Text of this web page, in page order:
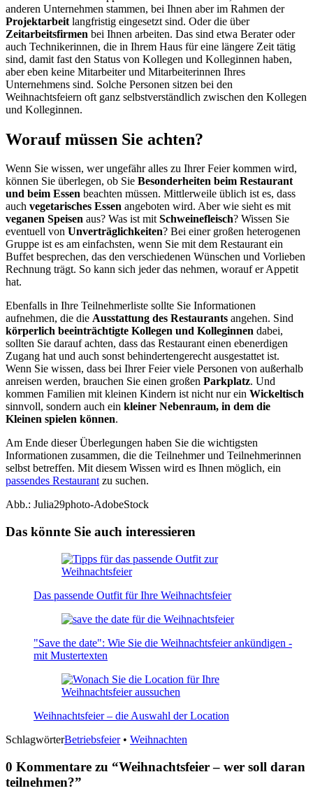
anderen Unternehmen stammen, bei Ihnen aber im Rahmen der
Projektarbeit langfristig eingesetzt sind. Oder die über
Zeitarbeitsfirmen bei Ihnen arbeiten. Das sind etwa Berater oder
auch Technikerinnen, die in Ihrem Haus für eine längere Zeit tätig
sind, damit fast den Status von Kollegen und Kolleginnen haben,
aber eben keine Mitarbeiter und Mitarbeiterinnen Ihres
Unternehmens sind. Solche Personen sitzen bei den
Weihnachtsfeiern oft ganz selbstverständlich zwischen den Kollegen
und Kolleginnen.
Worauf müssen Sie achten?
Wenn Sie wissen, wer ungefähr alles zu Ihrer Feier kommen wird,
können Sie überlegen, ob Sie Besonderheiten beim Restaurant
und beim Essen beachten müssen. Mittlerweile üblich ist es, dass
auch vegetarisches Essen angeboten wird. Aber wie sieht es mit
veganen Speisen aus? Was ist mitSchweinefleisch? Wissen Sie
eventuell von Unverträglichkeiten? Bei einer großen heterogenen
Gruppe ist es am einfachsten, wenn Sie mit dem Restaurant ein
Buffet besprechen, das den verschiedenen Wünschen und Vorlieben
Rechnung trägt. So kann sich jeder das nehmen, worauf er Appetit
hat.
Ebenfalls in Ihre Teilnehmerliste sollte Sie Informationen
aufnehmen, die die Ausstattung des Restaurants angehen. Sind
körperlich beeinträchtigte Kollegen und Kolleginnen dabei,
sollten Sie darauf achten, dass das Restaurant einen ebenerdigen
Zugang hat und auch sonst behindertengerecht ausgestattet ist.
Wenn Sie wissen, dass bei Ihrer Feier viele Personen von außerhalb
anreisen werden, brauchen Sie einen großen Parkplatz. Und
kommen Familien mit kleinen Kindern ist nicht nur ein Wickeltisch
sinnvoll, sondern auch ein kleiner Nebenraum, in dem die
Kleinen spielen können.
Am Ende dieser Überlegungen haben Sie die wichtigsten
Informationen zusammen, die die Teilnehmer und Teilnehmerinnen
selbst betreffen. Mit diesem Wissen wird es Ihnen möglich, ein
passendes Restaurantzu suchen.
Abb.: Julia29photo-AdobeStock
Das könnte Sie auch interessieren
Das passende Outfit für Ihre Weihnachtsfeier
"Save the date": Wie Sie die Weihnachtsfeier ankündigen -
mit Mustertexten
Weihnachtsfeier – die Auswahl der Location
SchlagwörterBetriebsfeier• Weihnachten
0 Kommentare zu “Weihnachtsfeier – wer soll daran
teilnehmen?”